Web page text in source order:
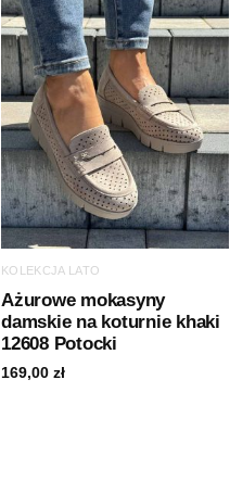
KOLEKCJA LATO
Ażurowe mokasyny
damskie na koturnie khaki
12608 Potocki
169,00zł